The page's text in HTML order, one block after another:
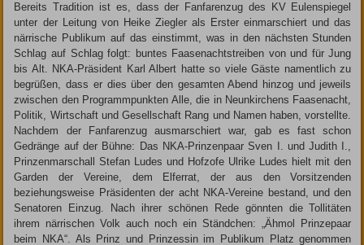
Bereits Tradition ist es, dass der Fanfarenzug des KV Eulenspiegel
unter der Leitung von Heike Ziegler als Erster einmarschiert und das
närrische Publikum auf das einstimmt, was in den nächsten Stunden
Schlag auf Schlag folgt: buntes Faasenachtstreiben von und für Jung
bis Alt. NKA-Präsident Karl Albert hatte so viele Gäste namentlich zu
begrüßen, dass er dies über den gesamten Abend hinzog und jeweils
zwischen den Programmpunkten Alle, die in Neunkirchens Faasenacht,
Politik, Wirtschaft und Gesellschaft Rang und Namen haben, vorstellte.
Nachdem der Fanfarenzug ausmarschiert war, gab es fast schon
Gedränge auf der Bühne: Das NKA-Prinzenpaar Sven I. und Judith I.,
Prinzenmarschall Stefan Ludes und Hofzofe Ulrike Ludes hielt mit den
Garden der Vereine, dem Elferrat, der aus den Vorsitzenden
beziehungsweise Präsidenten der acht NKA-Vereine bestand, und den
Senatoren Einzug. Nach ihrer schönen Rede gönnten die Tollitäten
ihrem närrischen Volk auch noch ein Ständchen: „Ähmol Prinzepaar
beim NKA“. Als Prinz und Prinzessin im Publikum Platz genommen